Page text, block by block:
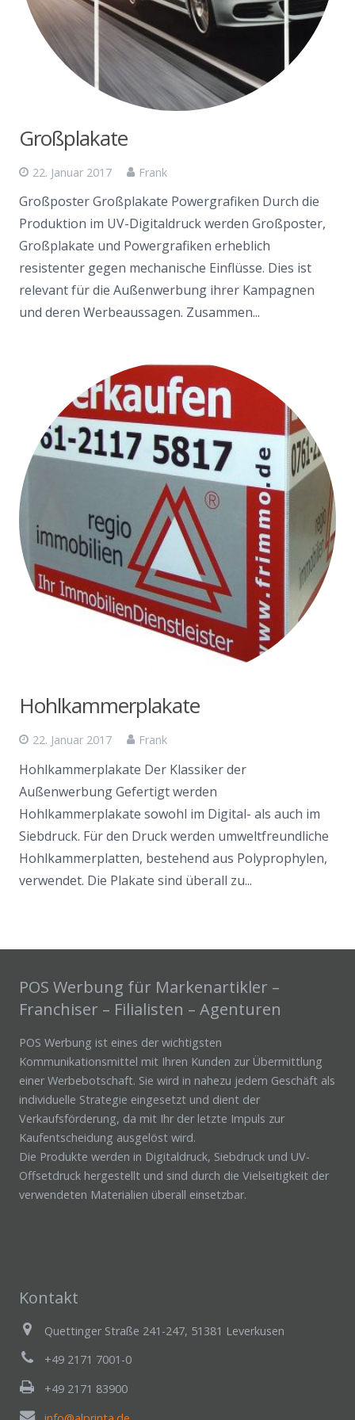
Großplakate
22. Januar 2017 Frank
Großposter Großplakate Powergrafiken Durch die
Produktion im UV-Digitaldruck werden Großposter,
Großplakate und Powergrafiken erheblich
resistenter gegen mechanische Einflüsse. Dies ist
relevant für die Außenwerbung ihrer Kampagnen
und deren Werbeaussagen. Zusammen...
Hohlkammerplakate
22. Januar 2017 Frank
Hohlkammerplakate Der Klassiker der
Außenwerbung Gefertigt werden
Hohlkammerplakate sowohl im Digital- als auch im
Siebdruck. Für den Druck werden umweltfreundliche
Hohlkammerplatten, bestehend aus Polyprophylen,
verwendet. Die Plakate sind überall zu...
POS Werbung für Markenartikler –
Franchiser – Filialisten – Agenturen
POS Werbung ist eines der wichtigsten
Kommunikationsmittel mit Ihren Kunden zur Übermittlung
einer Werbebotschaft. Sie wird in nahezu jedem Geschäft als
individuelle Strategie eingesetzt und dient der
Verkaufsförderung, da mit Ihr der letzte Impuls zur
Kaufentscheidung ausgelöst wird.
Die Produkte werden in Digitaldruck, Siebdruck und UV-
Offsetdruck hergestellt und sind durch die Vielseitigkeit der
verwendeten Materialien überall einsetzbar.
Kontakt
Quettinger Straße 241-247, 51381 Leverkusen
+49 2171 7001-0
+49 2171 83900